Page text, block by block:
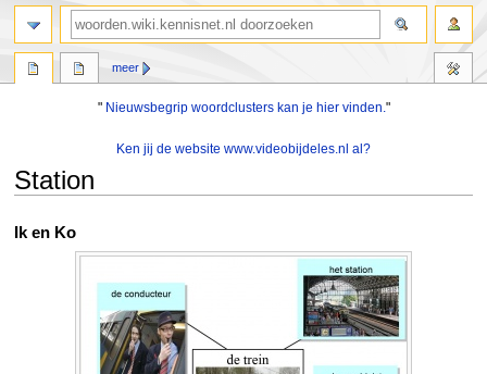
" Nieuwsbegrip woordclusters kan je hier vinden."
Ken jij de website www.videobijdeles.nl al?
Station
Naar
Naar
Ik en Ko
meer
zoeken